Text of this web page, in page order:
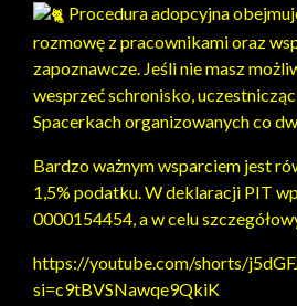
Procedura adopcyjna
rozmowę z pracownikami oraz
zapoznawcze. Jeśli nie masz
wesprzeć schronisko,
Spacerkach organizowanych co
Bardzo ważnym wsparciem jest
1,5% podatku. W deklaracji PIT
0000154454, a w celu
https://youtube.com/shorts/
si=c9tBVSNawqe9QkiK